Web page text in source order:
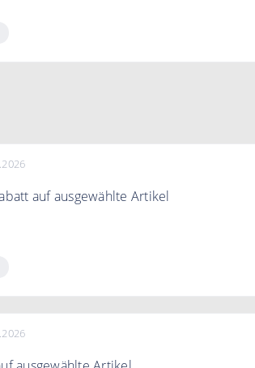
auf ausgewählte Artikel